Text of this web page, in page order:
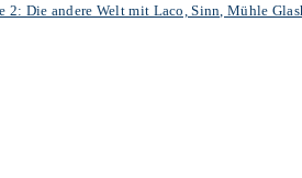
2: Die andere Welt mit Laco, Sinn, Mühle